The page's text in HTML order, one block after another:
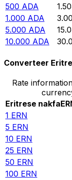
500 ADA
1.000 ADA
5.000 ADA
10.000 ADA
Converteer
Rate
Eritrese nakfa
1 ERN
5 ERN
10 ERN
25 ERN
50 ERN
100 ERN